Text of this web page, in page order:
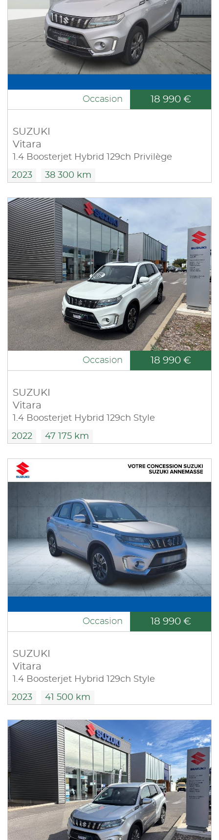
Occasion 18 990 €
SUZUKI
Vitara
1.4 Boosterjet Hybrid 129ch Privilège
2023 38 300 km
Occasion 18 990 €
SUZUKI
Vitara
1.4 Boosterjet Hybrid 129ch Style
2022 47 175 km
Occasion 18 990 €
SUZUKI
Vitara
1.4 Boosterjet Hybrid 129ch Style
2023 41 500 km